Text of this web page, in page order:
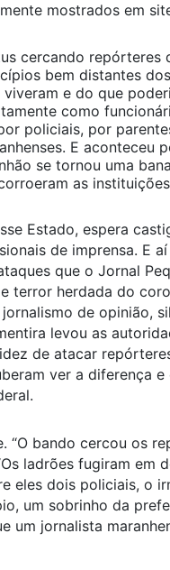
mostrados em
cercando repórteres
bem distantes
e do que
como
policiais, por
E aconteceu
se tornou uma
as
Estado, espera
de imprensa. E
que o Jornal
terror herdada do
de opinião,
levou as
de atacar
ver a diferença
“O bando cercou os
ladrões fugiram em
eles dois policiais, o
um sobrinho da
um jornalista